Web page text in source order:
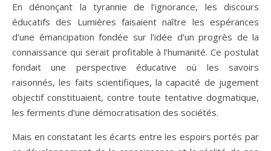
En dénonçant la tyrannie de l’ignorance, les discours
éducatifs des Lumières faisaient naître les espérances
d’une émancipation fondée sur l’idée d’un progrès de la
connaissance qui serait profitable à l’humanité. Ce postulat
fondait une perspective éducative où les savoirs
raisonnés, les faits scientifiques, la capacité de jugement
objectif constituaient, contre toute tentative dogmatique,
les ferments d’une démocratisation des sociétés.
Mais en constatant les écarts entre les espoirs portés par